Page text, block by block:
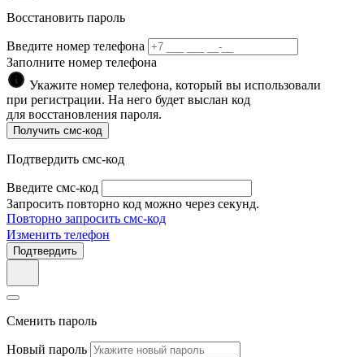
Восстановить пароль
Введите номер телефона
Заполните номер телефона
Укажите номер телефона, который вы использовали
при регистрации. На него будет выслан код
для восстановления пароля.
Получить смс-код
Подтвердить смс-код
Введите смс-код
Запросить повторно код можно через секунд.
Повторно запросить смс-код
Изменить телефон
Подтвердить
Сменить пароль
Новый пароль